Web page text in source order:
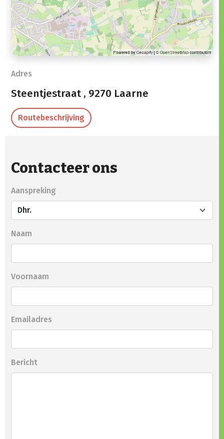
Adres
Steentjestraat , 9270 Laarne
Routebeschrijving
Contacteer ons
Aanspreking
Naam
Voornaam
Emailadres
Bericht